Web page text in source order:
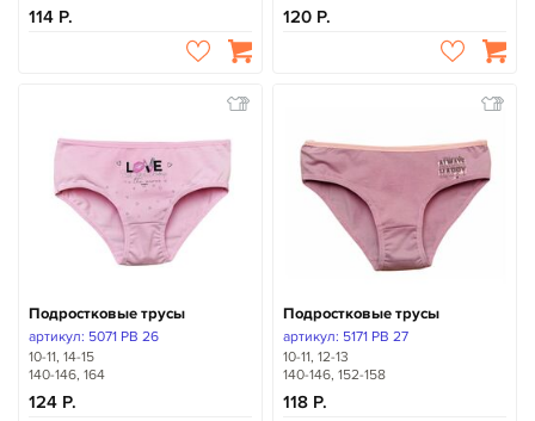
114 120
Подростковые трусы
артикул: 5071 PB 26
10-11, 14-15
140-146, 164
124
Подростковые трусы
артикул: 5171 PB 27
10-11, 12-13
140-146, 152-158
118